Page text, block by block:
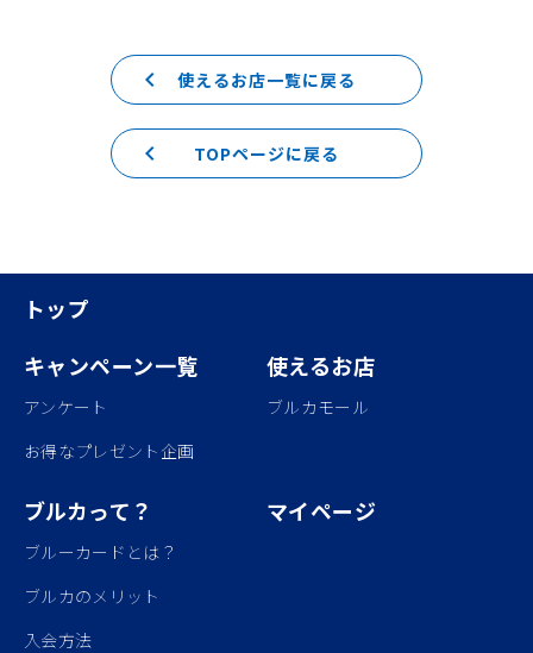
使えるお店一覧に戻る
keyboard_arrow_left
TOPページに戻る
keyboard_arrow_left
トップ
キャンペーン一覧
アンケート
お得なプレゼント企画
使えるお店
ブルカモール
ブルカって？
ブルーカードとは？
ブルカのメリット
入会方法
マイページ